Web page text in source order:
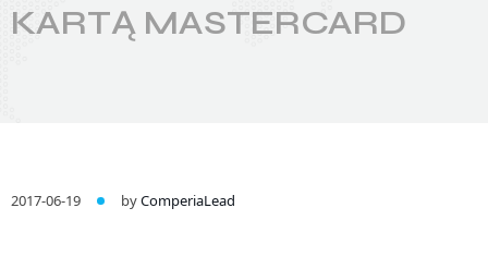
KARTĄ MASTERCARD
2017-06-19 byComperiaLead